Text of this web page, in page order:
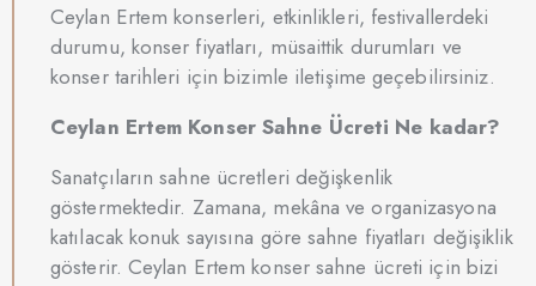
Ceylan Ertem konserleri, etkinlikleri, festivallerdeki
durumu, konser fiyatları, müsaittik durumları ve
konser tarihleri için bizimle iletişime geçebilirsiniz.
Ceylan Ertem Konser Sahne Ücreti Ne kadar?
Sanatçıların sahne ücretleri değişkenlik
göstermektedir. Zamana, mekâna ve organizasyona
katılacak konuk sayısına göre sahne fiyatları değişiklik
gösterir. Ceylan Ertem konser sahne ücreti için bizi